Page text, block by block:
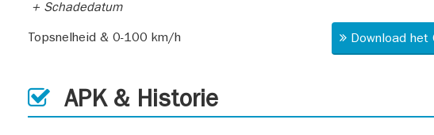
+ Schadedatum
Topsnelheid & 0-100 km/h Download
APK & Historie